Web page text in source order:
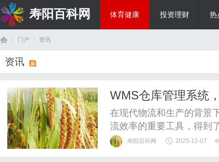
寿阳百科网 体育健康 投资理财 热
门户 资讯
资讯
WMS仓库管理系统
在现代物流和生产的背景
流效率的重要工具，得到
仓库管理系统的基本概念
寿阳百科网 2025-12-07